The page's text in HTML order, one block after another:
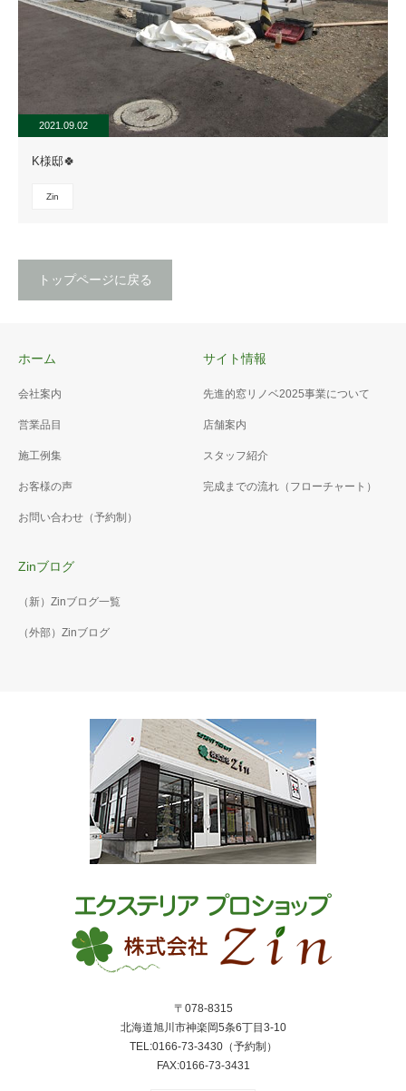
2021.09.02
K様邸🍀
Zin
トップページに戻る
ホーム
会社案内
営業品目
施工例集
お客様の声
お問い合わせ（予約制）
サイト情報
先進的窓リノベ2025事業について
店舗案内
スタッフ紹介
完成までの流れ（フローチャート）
Zinブログ
（新）Zinブログ一覧
（外部）Zinブログ
〒078-8315
北海道旭川市神楽岡5条6丁目3-10
TEL:0166-73-3430（予約制）
FAX:0166-73-3431